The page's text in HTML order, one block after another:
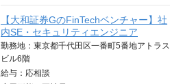
【大和証券GのFinTechベンチャー】社
内SE・セキュリティエンジニア
勤務地：東京都千代田区一番町5番地アトラス
ビル6階
給与： 応相談